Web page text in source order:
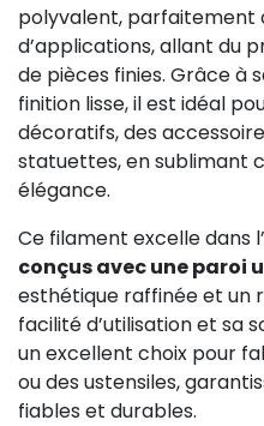
polyvalent, parfaitement
d’applications, allant du
de pièces finies. Grâce à
finition lisse, il est idéal
décoratifs, des
statuettes, en sublimant
élégance.
Ce filament excelle dans
conçus avec une paroi
esthétique raffinée et un
facilité d’utilisation et sa
un excellent choix pour
ou des ustensiles,
fiables et durables.